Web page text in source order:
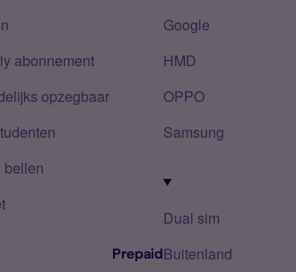
abonnement
opzegbaar
bellen
Prepaid
Google
HMD
OPPO
Samsung
Dual sim
Buitenland